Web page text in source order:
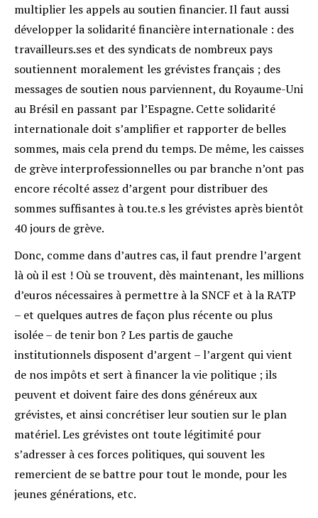
multiplier les appels au soutien financier. Il faut aussi
développer la solidarité financière internationale : des
travailleurs.ses et des syndicats de nombreux pays
soutiennent moralement les grévistes français ; des
messages de soutien nous parviennent, du Royaume-Uni
au Brésil en passant par l’Espagne. Cette solidarité
internationale doit s’amplifier et rapporter de belles
sommes, mais cela prend du temps. De même, les caisses
de grève interprofessionnelles ou par branche n’ont pas
encore récolté assez d’argent pour distribuer des
sommes suffisantes à tou.te.s les grévistes après bientôt
40 jours de grève.
Donc, comme dans d’autres cas, il faut prendre l’argent
là où il est ! Où se trouvent, dès maintenant, les millions
d’euros nécessaires à permettre à la SNCF et à la RATP
– et quelques autres de façon plus récente ou plus
isolée – de tenir bon ? Les partis de gauche
institutionnels disposent d’argent – l’argent qui vient
de nos impôts et sert à financer la vie politique ; ils
peuvent et doivent faire des dons généreux aux
grévistes, et ainsi concrétiser leur soutien sur le plan
matériel. Les grévistes ont toute légitimité pour
s’adresser à ces forces politiques, qui souvent les
remercient de se battre pour tout le monde, pour les
jeunes générations, etc.